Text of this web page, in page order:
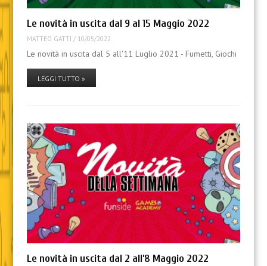
Le novità in uscita dal 9 al 15 Maggio 2022
MATTEO GATTI / 10/05/2022
Le novità in uscita dal 5 all'11 Luglio 2021 - Fumetti, Giochi
LEGGI TUTTO »
Le novità in uscita dal 2 all’8 Maggio 2022